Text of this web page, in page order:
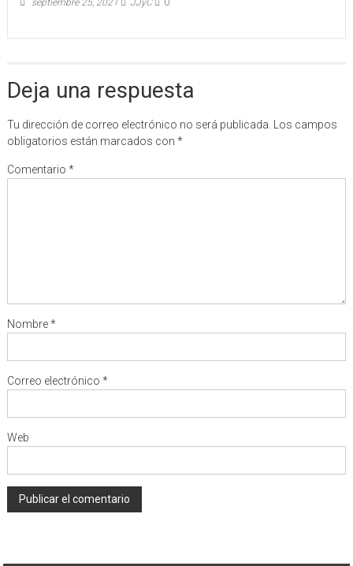
Deja una respuesta
Tu dirección de correo electrónico no será publicada.
Los campos
obligatorios están marcados con *
Comentario *
Nombre*
Correo electrónico *
Web